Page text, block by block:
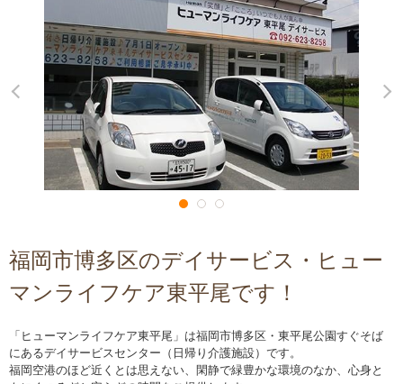
福岡市博多区のデイサービス・ヒュー
マンライフケア東平尾です！
「ヒューマンライフケア東平尾」は福岡市博多区・東平尾公園すぐそば
にあるデイサービスセンター（日帰り介護施設）です。
福岡空港のほど近くとは思えない、閑静で緑豊かな環境のなか、心身と